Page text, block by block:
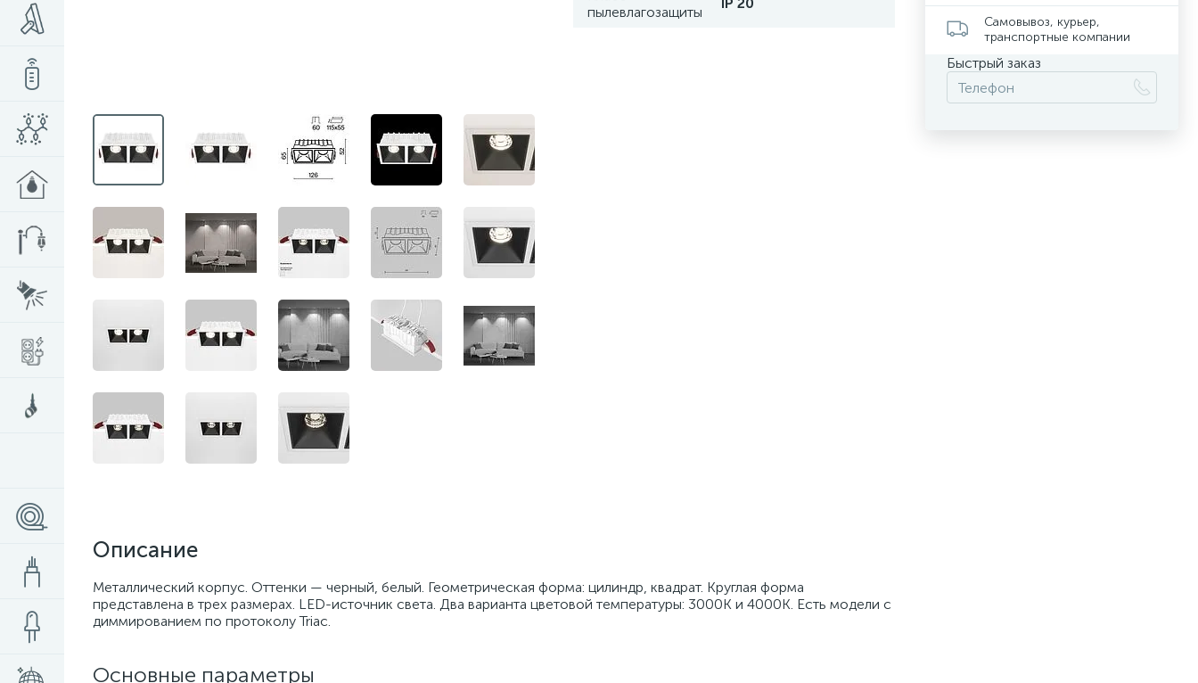
пылевлагозащиты
Описание
Металлический корпус. Оттенки — черный, белый. Геометрическая форма: цилиндр, квадрат. Круглая форма
представлена в трех размерах. LED-источник света. Два варианта цветовой температуры: 3000К и 4000К. Есть модели с
диммированием по протоколу Triac.
Основные параметры
Самовывоз, курьер,
транспортные компании
Быстрый заказ